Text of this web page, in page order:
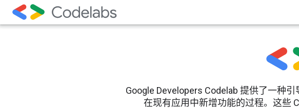
Google Developers Codelab 提供了一种
在现有应用中新增功能的过程。这些